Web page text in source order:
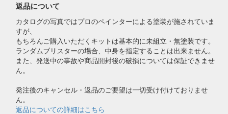
返品について
カタログの写真ではプロのペインターによる塗装が施されていま
すが、
もちろんご購入いただくキットは基本的に未組立・無塗装です。
ランダムブリスターの場合、中身を指定することは出来ません。
また、発送中の事故や商品開封後の破損については保証できませ
ん。
発注後のキャンセル・返品のご要望は一切受け付けておりませ
ん。
返品についての詳細はこちら